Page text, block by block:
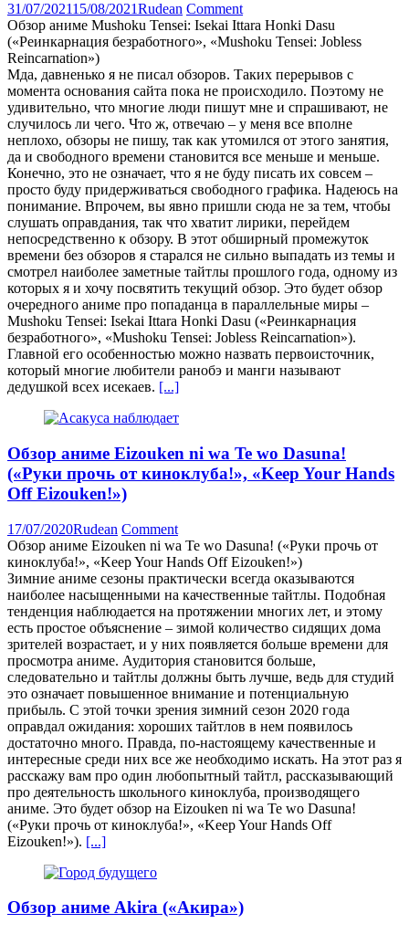
31/07/202115/08/2021Rudean Comment
Обзор аниме Mushoku Tensei: Isekai Ittara Honki Dasu
(«Реинкарнация безработного», «Mushoku Tensei: Jobless
Reincarnation»)
Мда, давненько я не писал обзоров. Таких перерывов с
момента основания сайта пока не происходило. Поэтому не
удивительно, что многие люди пишут мне и спрашивают, не
случилось ли чего. Что ж, отвечаю – у меня все вполне
неплохо, обзоры не пишу, так как утомился от этого занятия,
да и свободного времени становится все меньше и меньше.
Конечно, это не означает, что я не буду писать их совсем –
просто буду придерживаться свободного графика. Надеюсь на
понимание. Впрочем, вы явно пришли сюда не за тем, чтобы
слушать оправдания, так что хватит лирики, перейдем
непосредственно к обзору. В этот обширный промежуток
времени без обзоров я старался не сильно выпадать из темы и
смотрел наиболее заметные тайтлы прошлого года, одному из
которых я и хочу посвятить текущий обзор. Это будет обзор
очередного аниме про попаданца в параллельные миры –
Mushoku Tensei: Isekai Ittara Honki Dasu («Реинкарнация
безработного», «Mushoku Tensei: Jobless Reincarnation»).
Главной его особенностью можно назвать первоисточник,
который многие любители ранобэ и манги называют
дедушкой всех исекаев. [...]
Обзор аниме Eizouken ni wa Te wo Dasuna!
(«Руки прочь от киноклуба!», «Keep Your Hands
Off Eizouken!»)
17/07/2020Rudean Comment
Обзор аниме Eizouken ni wa Te wo Dasuna! («Руки прочь от
киноклуба!», «Keep Your Hands Off Eizouken!»)
Зимние аниме сезоны практически всегда оказываются
наиболее насыщенными на качественные тайтлы. Подобная
тенденция наблюдается на протяжении многих лет, и этому
есть простое объяснение – зимой количество сидящих дома
зрителей возрастает, и у них появляется больше времени для
просмотра аниме. Аудитория становится больше,
следовательно и тайтлы должны быть лучше, ведь для студий
это означает повышенное внимание и потенциальную
прибыль. С этой точки зрения зимний сезон 2020 года
оправдал ожидания: хороших тайтлов в нем появилось
достаточно много. Правда, по-настоящему качественные и
интересные среди них все же необходимо искать. На этот раз я
расскажу вам про один любопытный тайтл, рассказывающий
про деятельность школьного киноклуба, производящего
аниме. Это будет обзор на Eizouken ni wa Te wo Dasuna!
(«Руки прочь от киноклуба!», «Keep Your Hands Off
Eizouken!»). [...]
Обзор аниме Akira («Акира»)